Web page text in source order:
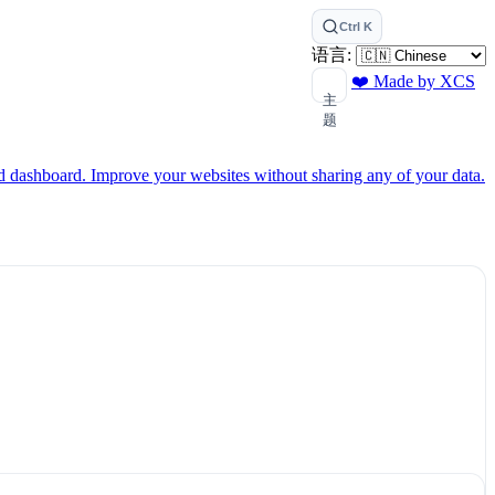
Ctrl K
语言:
主
题
❤️ Made by XCS
dashboard. Improve your websites without sharing any of your data.